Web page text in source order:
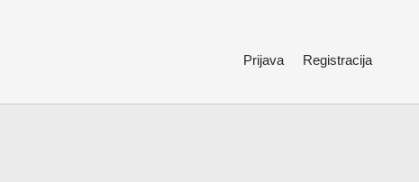
Prijava Registracija